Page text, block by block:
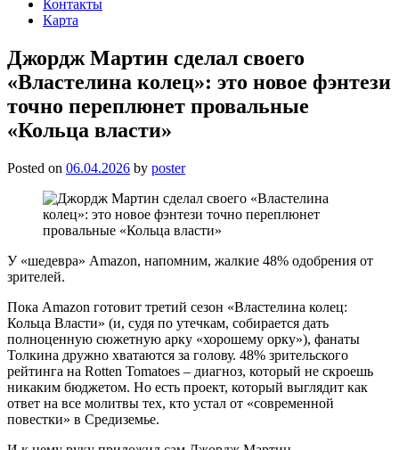
Контакты
Карта
Джордж Мартин сделал своего
«Властелина колец»: это новое фэнтези
точно переплюнет провальные
«Кольца власти»
Posted on 06.04.2026 by poster
У «шедевра» Amazon, напомним, жалкие 48% одобрения от
зрителей.
Пока Amazon готовит третий сезон «Властелина колец:
Кольца Власти» (и, судя по утечкам, собирается дать
полноценную сюжетную арку «хорошему орку»), фанаты
Толкина дружно хватаются за голову. 48% зрительского
рейтинга на Rotten Tomatoes – диагноз, который не скроешь
никаким бюджетом. Но есть проект, который выглядит как
ответ на все молитвы тех, кто устал от «современной
повестки» в Средиземье.